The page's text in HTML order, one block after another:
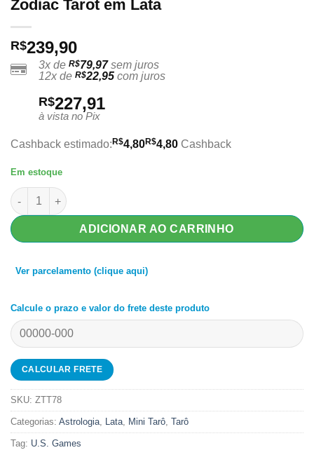
Zodiac Tarot em Lata
R$239,90
3x de R$79,97sem juros
12x de R$22,95 com juros
R$227,91
à vista no Pix
Cashback estimado:R$4,80R$4,80 Cashback
Em estoque
Zodiac Tarot em Lata quantidade
ADICIONAR AO CARRINHO
Ver parcelamento (clique aqui)
Calcule o prazo e valor do frete deste produto
SKU: ZTT78
Categorias: Astrologia, Lata, Mini Tarô, Tarô
Tag: U.S. Games